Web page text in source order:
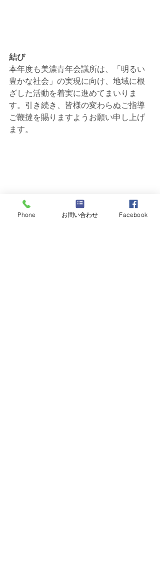
結び
本年度も美濃青年会議所は、「明るい
豊かな社会」の実現に向け、地域に根
ざした活動を着実に進めてまいりま
す。引き続き、皆様の変わらぬご指導
ご鞭撻を賜りますようお願い申し上げ
ます。
Phone お問い合わせ Facebook